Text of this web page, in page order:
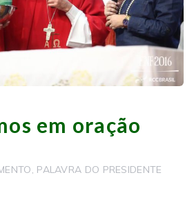
em oração
, PALAVRA DO PRESIDENTE